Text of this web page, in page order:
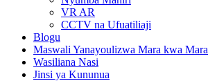
VR AR
CCTV na Ufuatiliaji
Blogu
Maswali Yanayoulizwa Mara kwa Mara
Wasiliana Nasi
Jinsi ya Kununua